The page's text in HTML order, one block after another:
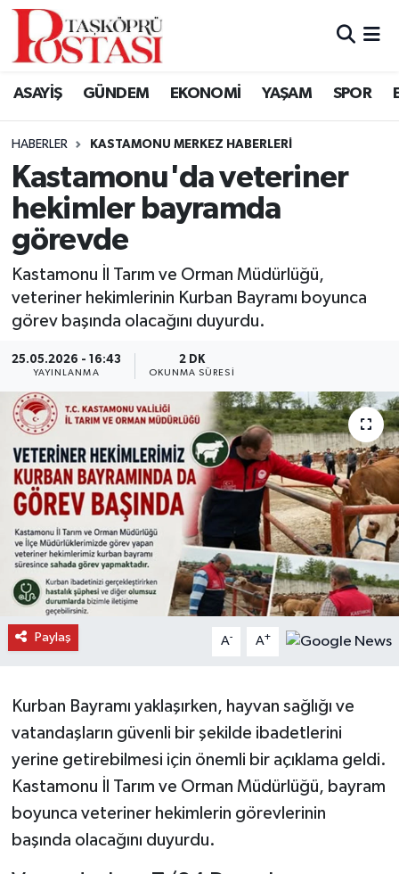
ASAYİŞ GÜNDEM EKONOMİ YAŞAM SPOR
HABERLER KASTAMONU MERKEZ HABERLERI
Kastamonu'da veteriner
hekimler bayramda
görevde
Kastamonu İl Tarım ve Orman Müdürlüğü,
veteriner hekimlerinin Kurban Bayramı boyunca
görev başında olacağını duyurdu.
25.05.2026 - 16:43
YAYINLANMA
2 DK
OKUNMA SÜRESI
Paylaş A- A+
Kurban Bayramı yaklaşırken, hayvan sağlığı ve
vatandaşların güvenli bir şekilde ibadetlerini
yerine getirebilmesi için önemli bir açıklama geldi.
Kastamonu İl Tarım ve Orman Müdürlüğü, bayram
boyunca veteriner hekimlerin görevlerinin
başında olacağını duyurdu.
Kastamonu Vefat Edenler
Araç Haberleri
Azdavay Haberleri
Bozkurt Haberleri
Daday Haberleri
Devrekani Haberleri
Doğanyurt Haberleri
Hanönü Haberleri
İhsangazi Haberleri
Küre Haberleri
Merkez Haberleri
Pınarbaşı Haberleri
Şenpazar Haberleri